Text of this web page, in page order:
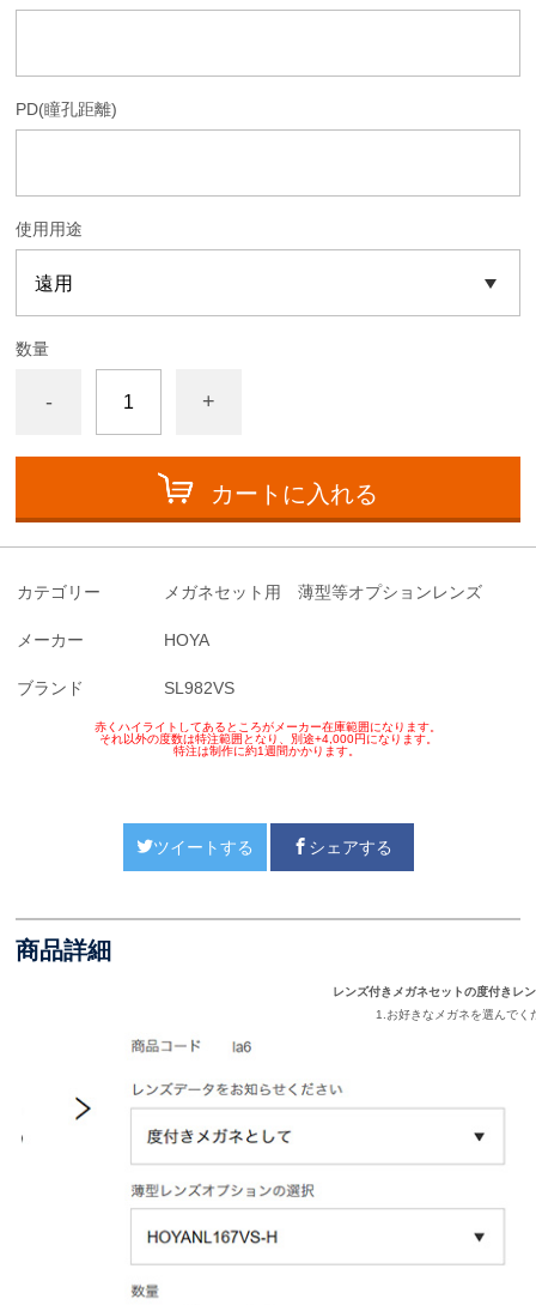
PD(瞳孔距離)
使用用途
数量
- +
カートに入れる
カテゴリー メガネセット用 薄型等オプションレンズ
メーカー HOYA
ブランド SL982VS
赤くハイライトしてあるところがメーカー在庫範囲になります。
それ以外の度数は特注範囲となり、別途+4,000円になります。
特注は制作に約1週間かかります。
ツイートする シェアする
商品詳細
レンズ付きメガネセットの度付きレ
1.お好きなメガネを選んでく